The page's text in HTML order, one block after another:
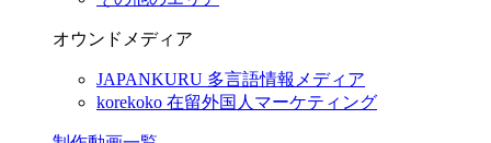
オウンドメディア
JAPANKURU 多言語情報メディア
korekoko 在留外国人マーケティング